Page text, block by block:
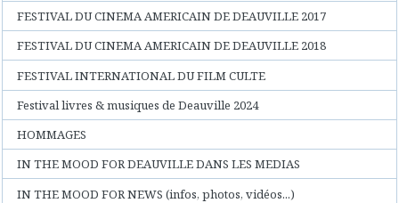
FESTIVAL DU CINEMA AMERICAIN DE DEAUVILLE 2017
FESTIVAL DU CINEMA AMERICAIN DE DEAUVILLE 2018
FESTIVAL INTERNATIONAL DU FILM CULTE
Festival livres & musiques de Deauville 2024
HOMMAGES
IN THE MOOD FOR DEAUVILLE DANS LES MEDIAS
IN THE MOOD FOR NEWS (infos, photos, vidéos...)